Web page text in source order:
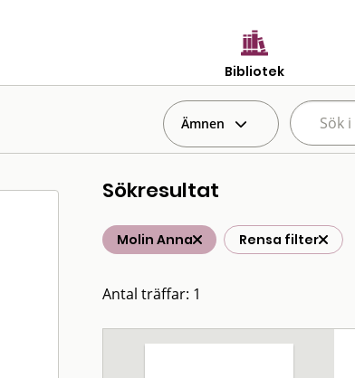
Bibliotek
Ämnen
Sökresultat
Molin Anna Rensa filter
Antal träffar: 1